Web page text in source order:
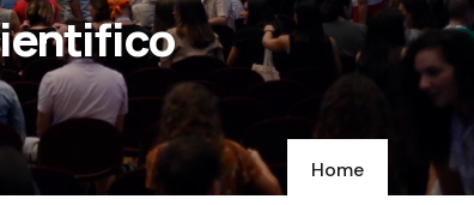
Home